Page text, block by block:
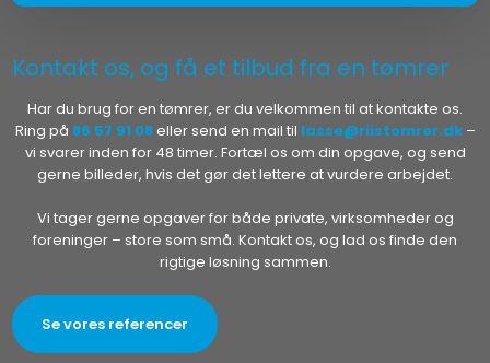
Kontakt os, og få et tilbud fra en tømrer
Har du brug for en tømrer, er du velkommen til at kontakte os.
Ring på 86 57 91 08eller send en mail til lasse@riistomrer.dk–
vi svarer inden for 48 timer. Fortæl os om din opgave, og send
gerne billeder, hvis det gør det lettere at vurdere arbejdet.
Vi tager gerne opgaver for både private, virksomheder og
foreninger – store som små. Kontakt os, og lad os finde den
rigtige løsning sammen.​
Se vores referencer